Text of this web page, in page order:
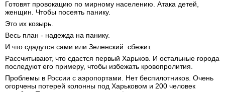
Готовят провокацию по мирному населению. Атака детей,
женщин. Чтобы посеять панику.
Это их козырь.
Весь план - надежда на панику.
И что сдадутся сами или Зеленский сбежит.
Рассчитывают, что сдастся первый Харьков. И остальные города
последуют его примеру, чтобы избежать кровопролития.
Проблемы в России с аэропортами. Нет беспилотников. Очень
огорчены потерей колонны под Харьковом и 200 человек